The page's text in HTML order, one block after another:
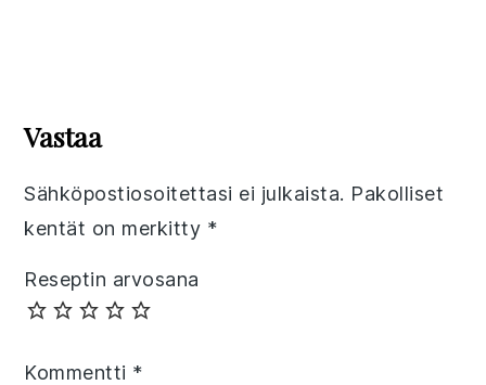
Interactions
Vastaa
Sähköpostiosoitettasi ei julkaista. Pakolliset
kentät on merkitty *
Reseptin arvosana
Kommentti *